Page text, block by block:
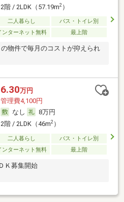
2階 / 2LDK（57.19m2）
二人暮らし
バス・トイレ別
ンターネット無料 最上階
物件で毎月のコストが抑えられ
6.30万円
管理費4,100円
なし
8万円
2階 / 2LDK（46m2）
二人暮らし
バス・トイレ別
ンターネット無料 最上階
Ｋ募集開始